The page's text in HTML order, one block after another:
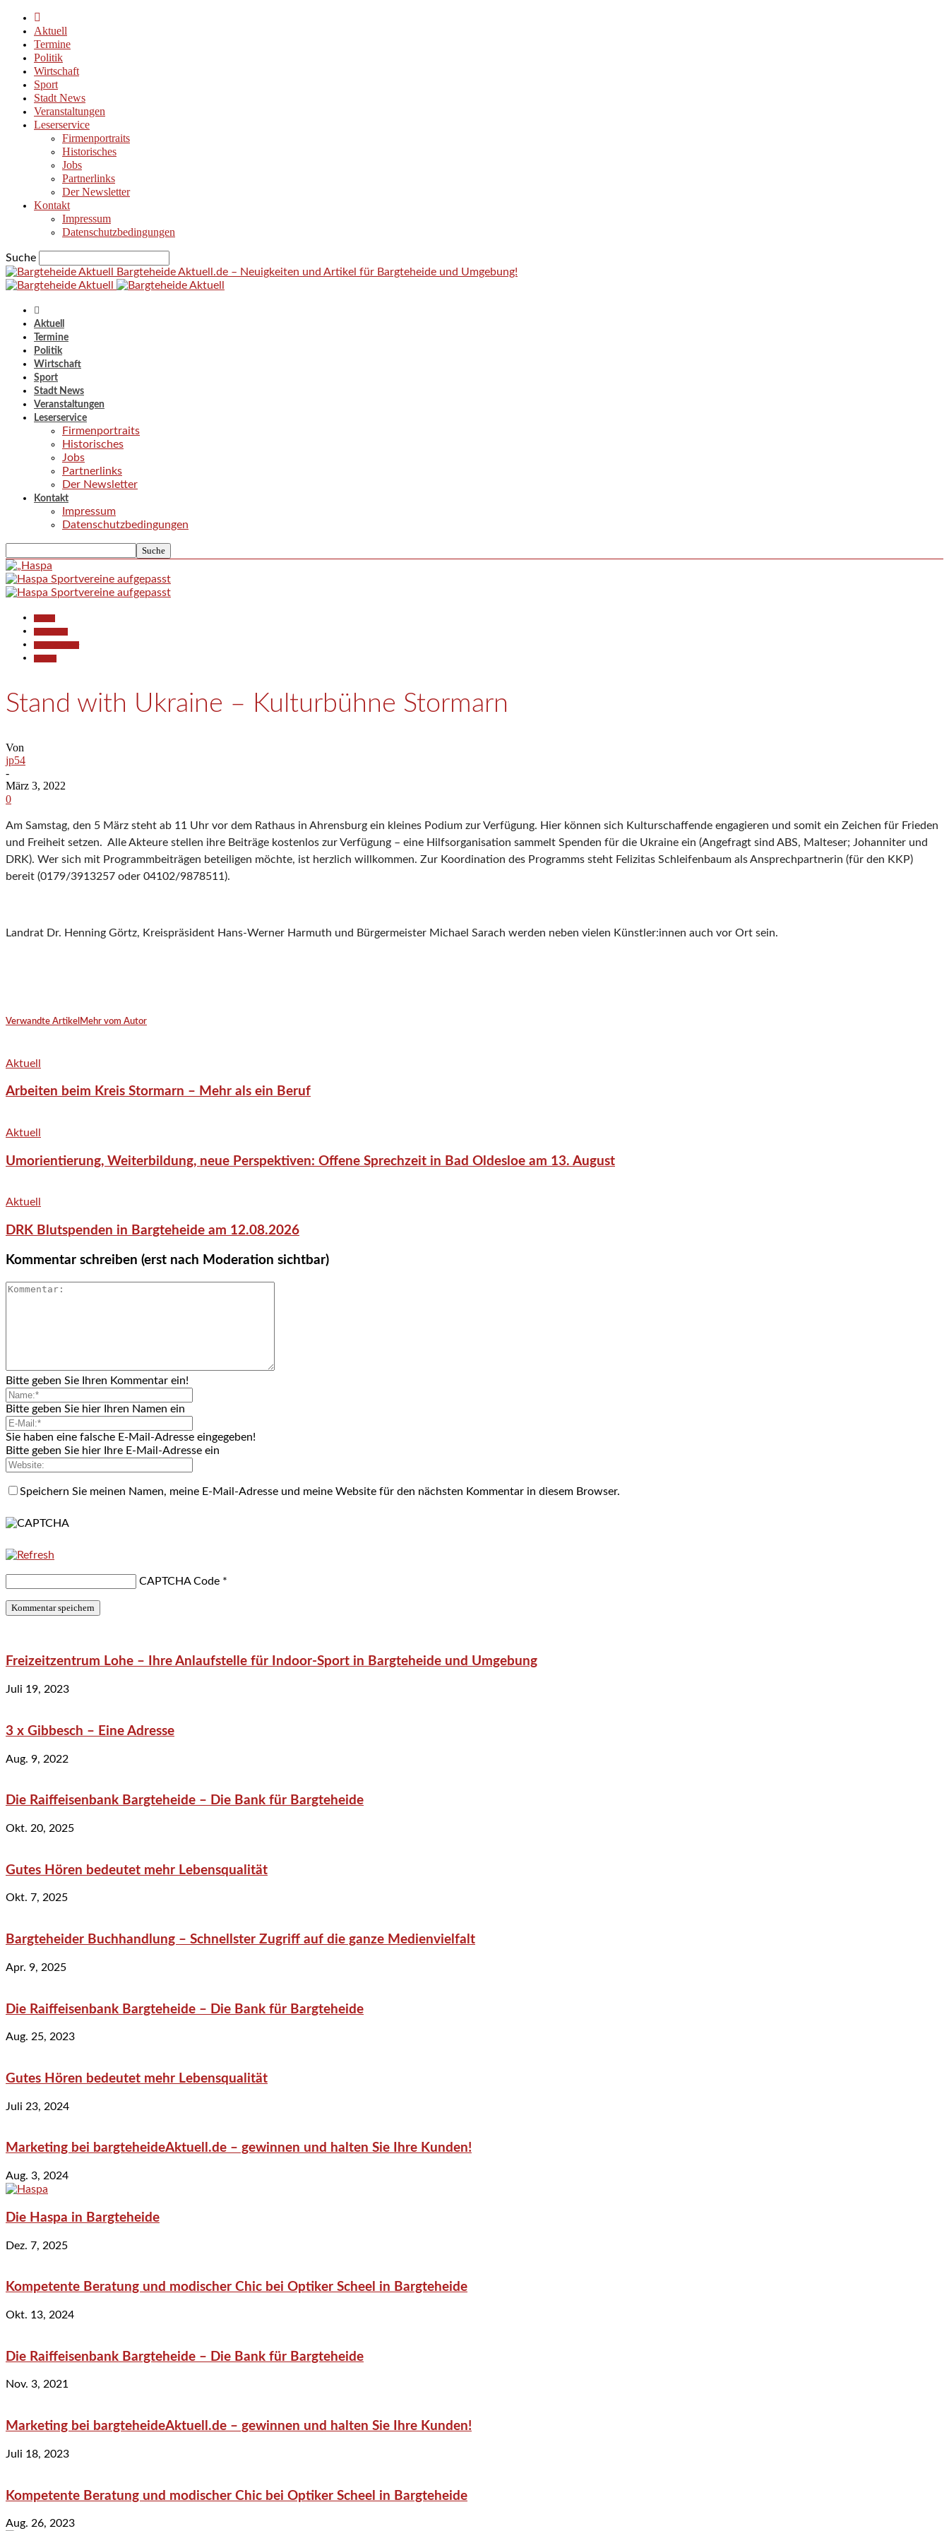
Aktuell
Termine
Politik
Wirtschaft
Sport
Stadt News
Veranstaltungen
Leserservice
Firmenportraits
Historisches
Jobs
Partnerlinks
Der Newsletter
Kontakt
Impressum
Datenschutzbedingungen
Suche
Bargteheide Aktuell.de – Neuigkeiten und Artikel für Bargteheide und Umgebung!
Aktuell
Termine
Politik
Wirtschaft
Sport
Stadt News
Veranstaltungen
Leserservice
Firmenportraits
Historisches
Jobs
Partnerlinks
Der Newsletter
Kontakt
Impressum
Datenschutzbedingungen
Stand with Ukraine – Kulturbühne Stormarn
Von
jp54
-
März 3, 2022
0
Am Samstag, den 5 März steht ab 11 Uhr vor dem Rathaus in Ahrensburg ein kleines Podium zur Verfügung. Hier können sich Kulturschaffende engagieren und somit ein Zeichen für Frieden
und Freiheit setzen. Alle Akteure stellen ihre Beiträge kostenlos zur Verfügung – eine Hilfsorganisation sammelt Spenden für die Ukraine ein (Angefragt sind ABS, Malteser; Johanniter und
DRK). Wer sich mit Programmbeiträgen beteiligen möchte, ist herzlich willkommen. Zur Koordination des Programms steht Felizitas Schleifenbaum als Ansprechpartnerin (für den KKP)
bereit (0179/3913257 oder 04102/9878511).
Landrat Dr. Henning Görtz, Kreispräsident Hans-Werner Harmuth und Bürgermeister Michael Sarach werden neben vielen Künstler:innen auch vor Ort sein.
Verwandte Artikel Mehr vom Autor
Aktuell
Arbeiten beim Kreis Stormarn – Mehr als ein Beruf
Aktuell
Umorientierung, Weiterbildung, neue Perspektiven: Offene Sprechzeit in Bad Oldesloe am 13. August
Aktuell
DRK Blutspenden in Bargteheide am 12.08.2026
Kommentar schreiben (erst nach Moderation sichtbar)
Bitte geben Sie Ihren Kommentar ein!
Bitte geben Sie hier Ihren Namen ein
Sie haben eine falsche E-Mail-Adresse eingegeben!
Bitte geben Sie hier Ihre E-Mail-Adresse ein
Speichern Sie meinen Namen, meine E-Mail-Adresse und meine Website für den nächsten Kommentar in diesem Browser.
CAPTCHA Code *
Freizeitzentrum Lohe – Ihre Anlaufstelle für Indoor-Sport in Bargteheide und Umgebung
Juli 19, 2023
3 x Gibbesch – Eine Adresse
Aug. 9, 2022
Die Raiffeisenbank Bargteheide – Die Bank für Bargteheide
Okt. 20, 2025
Gutes Hören bedeutet mehr Lebensqualität
Okt. 7, 2025
Bargteheider Buchhandlung – Schnellster Zugriff auf die ganze Medienvielfalt
Apr. 9, 2025
Die Raiffeisenbank Bargteheide – Die Bank für Bargteheide
Aug. 25, 2023
Gutes Hören bedeutet mehr Lebensqualität
Juli 23, 2024
Marketing bei bargteheideAktuell.de – gewinnen und halten Sie Ihre Kunden!
Aug. 3, 2024
Die Haspa in Bargteheide
Dez. 7, 2025
Kompetente Beratung und modischer Chic bei Optiker Scheel in Bargteheide
Okt. 13, 2024
Die Raiffeisenbank Bargteheide – Die Bank für Bargteheide
Nov. 3, 2021
Marketing bei bargteheideAktuell.de – gewinnen und halten Sie Ihre Kunden!
Juli 18, 2023
Kompetente Beratung und modischer Chic bei Optiker Scheel in Bargteheide
Aug. 26, 2023